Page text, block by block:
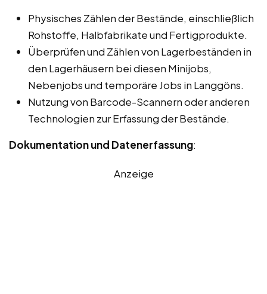
Physisches Zählen der Bestände, einschließlich
Rohstoffe, Halbfabrikate und Fertigprodukte.
Überprüfen und Zählen von Lagerbeständen in
den Lagerhäusern bei diesen Minijobs,
Nebenjobs und temporäre Jobs in Langgöns.
Nutzung von Barcode-Scannern oder anderen
Technologien zur Erfassung der Bestände.
Dokumentation und Datenerfassung:
Anzeige